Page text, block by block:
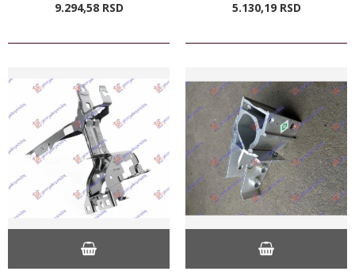
9.294,58 RSD 5.130,19 RSD